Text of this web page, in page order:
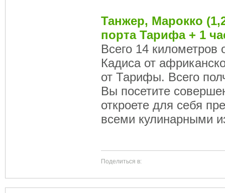
Танжер, Марокко
порта Тарифа + 1
Всего 14 километров
Кадиса от
от Тарифы. Всего
Вы посетите
откроете для себя
всеми кулинарными
Поделиться в: